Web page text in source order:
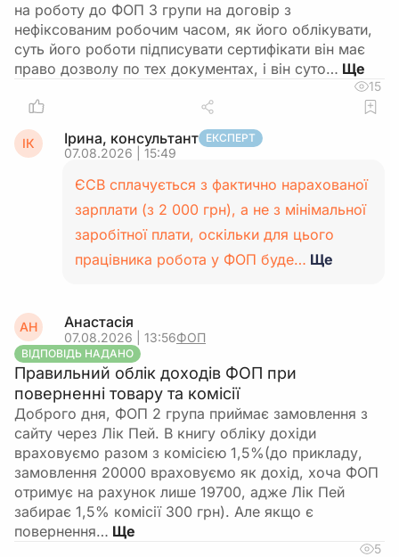
на роботу до ФОП 3 групи на договір з
нефіксованим робочим часом, як його облікувати,
суть його роботи підписувати сертифікати він має
право дозволу по тех документах, і він суто…
15
ІК Ірина, консультант ЕКСПЕРТ
07.08.2026 | 15:49
ЄСВ сплачується з фактично нарахованої
зарплати (з 2 000 грн), а не з мінімальної
заробітної плати, оскільки для цього
працівника робота у ФОП буде… Ще
АН Анастасія
07.08.2026 | 13:56ФОП
ВІДПОВІДЬ НАДАНО
Правильний облік доходів ФОП при
поверненні товару та комісії
Доброго дня, ФОП 2 група приймає замовлення з
сайту через Лік Пей. В книгу обліку дохіди
враховуємо разом з комісією 1,5%(до прикладу,
замовлення 20000 враховуємо як дохід, хоча ФОП
отримує на рахунок лише 19700, адже Лік Пей
забирає 1,5% комісії 300 грн). Але якщо є
повернення…
5